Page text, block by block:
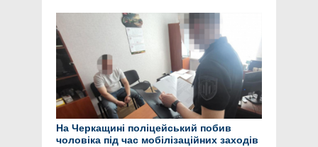
На Черкащині поліцейський побив
чоловіка під час мобілізаційних заходів